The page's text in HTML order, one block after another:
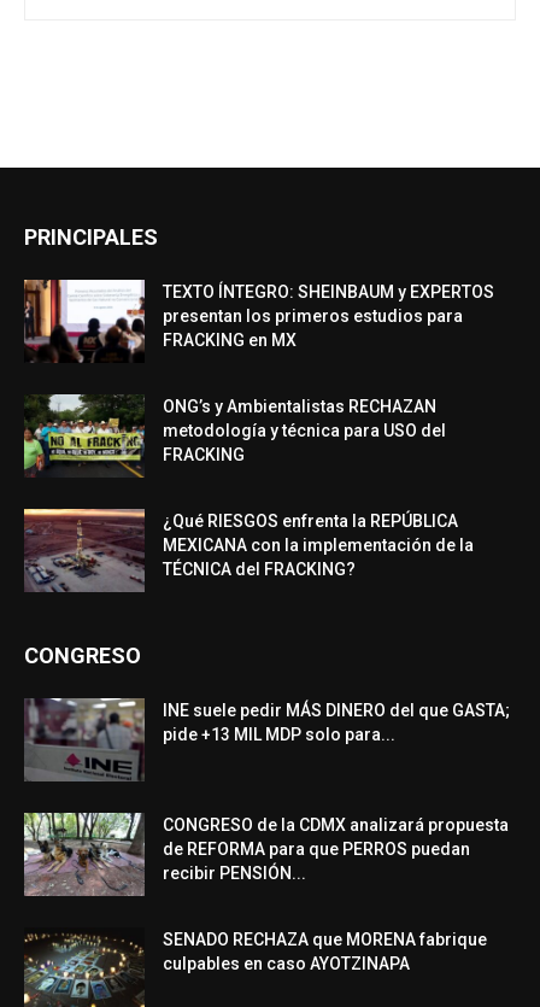
PRINCIPALES
TEXTO ÍNTEGRO: SHEINBAUM y EXPERTOS
presentan los primeros estudios para
FRACKING en MX
ONG’s y Ambientalistas RECHAZAN
metodología y técnica para USO del
FRACKING
¿Qué RIESGOS enfrenta la REPÚBLICA
MEXICANA con la implementación de la
TÉCNICA del FRACKING?
CONGRESO
INE suele pedir MÁS DINERO del que GASTA;
pide +13 MIL MDP solo para...
CONGRESO de la CDMX analizará propuesta
de REFORMA para que PERROS puedan
recibir PENSIÓN...
SENADO RECHAZA que MORENA fabrique
culpables en caso AYOTZINAPA